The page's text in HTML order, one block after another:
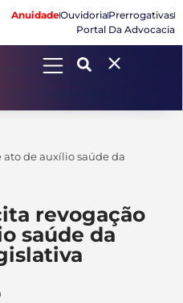
AnuidadeOuvidoriaPrerrogativas
Portal Da Advocacia
ato de auxílio saúde da
revogação
saúde da